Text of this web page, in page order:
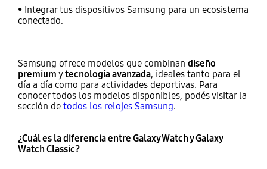
• Integrar tus dispositivos Samsung para un ecosistema
conectado.
Samsung ofrece modelos que combinan diseño
premium ytecnología avanzada, ideales tanto para el
día a día como para actividades deportivas. Para
conocer todos los modelos disponibles, podés visitar la
sección de todos los relojes Samsung.
¿Cuál es la diferencia entre Galaxy Watch y Galaxy
Watch Classic?